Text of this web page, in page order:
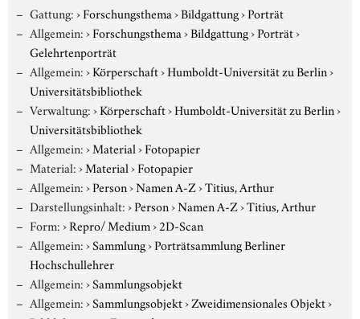
Gattung:›Forschungsthema›Bildgattung›Porträt
Allgemein:›Forschungsthema›Bildgattung›Porträt›
Gelehrtenporträt
Allgemein:›Körperschaft›Humboldt-Universität zu Berlin›
Universitätsbibliothek
Verwaltung:›Körperschaft›Humboldt-Universität zu Berlin›
Universitätsbibliothek
Allgemein:›Material›Fotopapier
Material:›Material›Fotopapier
Allgemein:›Person›Namen A-Z›Titius, Arthur
Darstellungsinhalt:›Person›Namen A-Z›Titius, Arthur
Form:›Repro/ Medium›2D-Scan
Allgemein:›Sammlung›Porträtsammlung Berliner
Hochschullehrer
Allgemein:›Sammlungsobjekt
Allgemein:›Sammlungsobjekt›Zweidimensionales Objekt›